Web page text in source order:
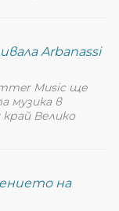
Arbanassi
Music ще
музика в
Велико
на